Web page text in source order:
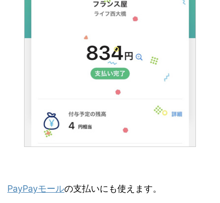
PayPayモールの支払いにも使えます。